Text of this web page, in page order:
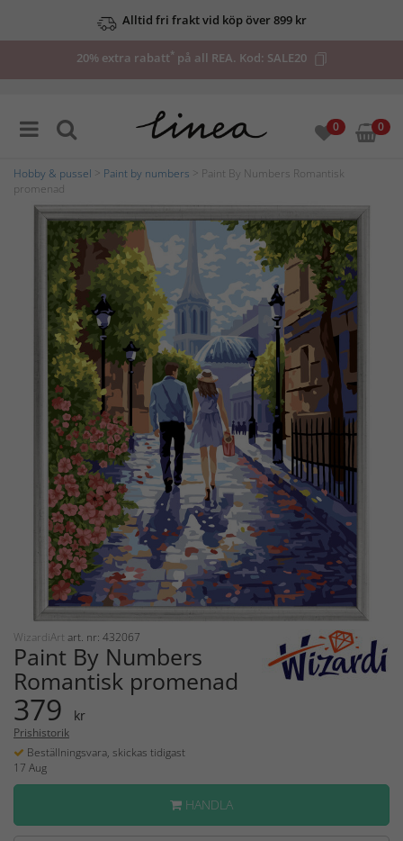
Alltid fri frakt vid köp över 899 kr
20% extra rabatt*på all REA. Kod: SALE20
0 0
Hobby & pussel Paint by numbers > Paint By Numbers Romantisk
promenad
WizardiArt art. nr: 432067
Paint By Numbers
Romantisk promenad
379 kr
Prishistorik
Beställningsvara, skickas tidigast
17 Aug
HANDLA